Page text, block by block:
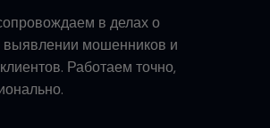
в делах о
выявлении мошенников и
Работаем точно,